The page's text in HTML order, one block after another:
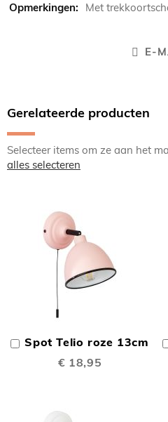
Met
E-
Gerelateerde producten
Selecteer items om ze aan het
alles selecteren
Spot Telio roze 13cm
€ 18,95
In
Winkelwagen